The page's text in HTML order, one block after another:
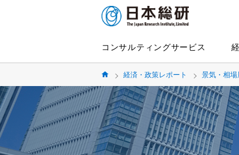
コンサルティングサービス
経済・政策レポート 景気・相場